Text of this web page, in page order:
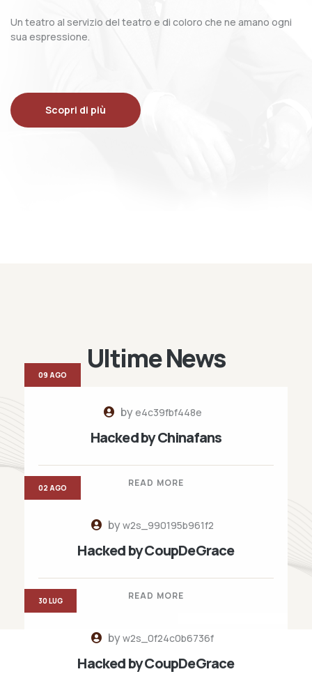
Un teatro al servizio del teatro e di coloro che ne amano ogni
sua espressione.
Scopri di più
Ultime News
bye4c39fbf448e
Hacked by Chinafans
READ MORE
09 AGO
byw2s_990195b961f2
Hacked by CoupDeGrace
READ MORE
02 AGO
byw2s_0f24c0b6736f
Hacked by CoupDeGrace
30 LUG